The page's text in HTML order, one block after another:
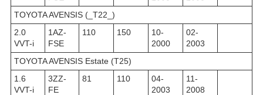
TOYOTA AVENSIS (_T22_)
2.0
VVT-i
1AZ-
FSE
110 150
10-
2000
02-
2003
TOYOTA AVENSIS Estate (T25)
1.6
VVT-i
3ZZ-
FE
81 110
04-
2003
11-
2008